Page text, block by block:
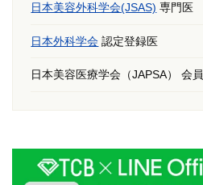
日本美容外科学会(JSAS) 専門医
日本外科学会 認定登録医
日本美容医療学会（JAPSA） 会員